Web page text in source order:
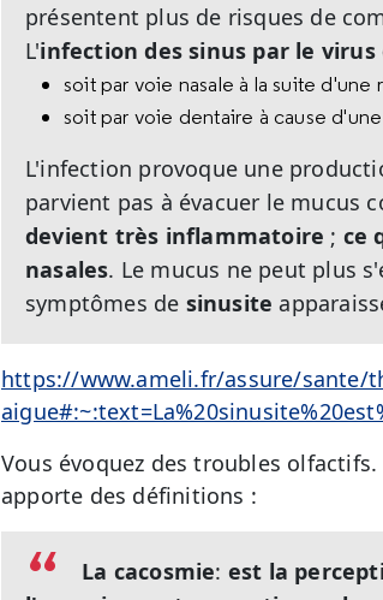
présentent plus de risques de
L'infection des sinus par le
soit par voie nasale à la suite d'une
soit par voie dentaire à cause d'une
L'infection provoque une
parvient pas à évacuer le mucus
devient très inflammatoire ; ce
nasales. Le mucus ne peut plus
symptômes de sinusite
https://www.ameli.fr/assure/sante/
Vous évoquez des troubles olfactifs.
apporte des définitions :
La cacosmie: est la